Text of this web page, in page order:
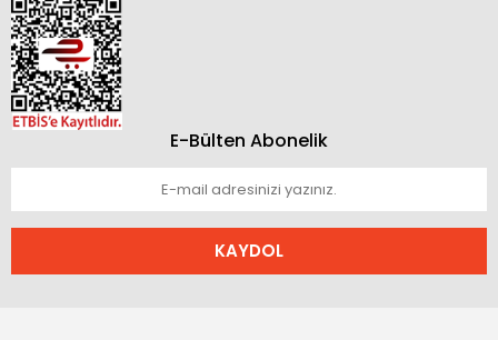
E-Bülten Abonelik
KAYDOL